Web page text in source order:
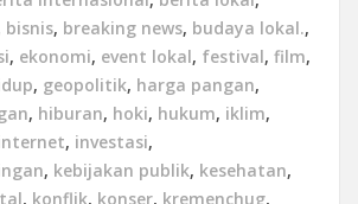
bisnis, breaking news, budaya lokal.,
, ekonomi, event lokal, festival, film,
, geopolitik, harga pangan,
, hiburan, hoki, hukum, iklim,
, investasi,
, kebijakan publik, kesehatan,
, konflik, konser, kremenchug,